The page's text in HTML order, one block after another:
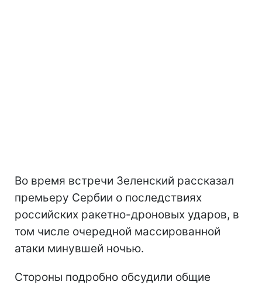
Во время встречи Зеленский рассказал
премьеру Сербии о последствиях
российских ракетно-дроновых ударов, в
том числе очередной массированной
атаки минувшей ночью.
Стороны подробно обсудили общие